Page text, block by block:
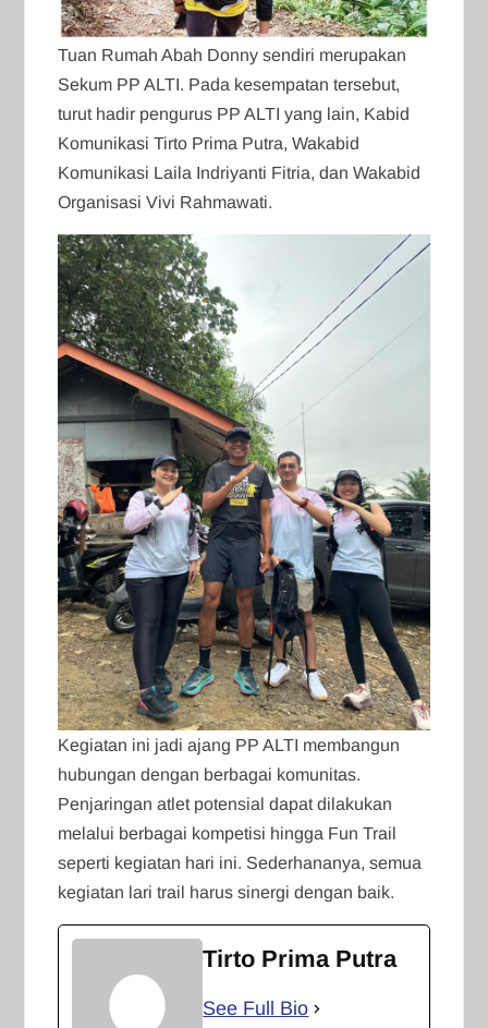
Tuan Rumah Abah Donny sendiri merupakan
Sekum PP ALTI. Pada kesempatan tersebut,
turut hadir pengurus PP ALTI yang lain, Kabid
Komunikasi Tirto Prima Putra, Wakabid
Komunikasi Laila Indriyanti Fitria, dan Wakabid
Organisasi Vivi Rahmawati.
Kegiatan ini jadi ajang PP ALTI membangun
hubungan dengan berbagai komunitas.
Penjaringan atlet potensial dapat dilakukan
melalui berbagai kompetisi hingga Fun Trail
seperti kegiatan hari ini. Sederhananya, semua
kegiatan lari trail harus sinergi dengan baik.
Tirto Prima Putra
See Full Bio